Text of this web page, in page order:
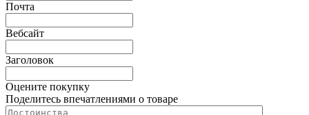
Почта
Вебсайт
Заголовок
Оцените покупку
Поделитесь впечатлениями о товаре